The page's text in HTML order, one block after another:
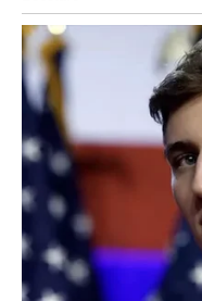
Na poslu, možete
ste ulagali.
U ljubavi, strast je
idealan za romantičan
upoznati osobu koja ih
Važno je da ne
bliskosti.